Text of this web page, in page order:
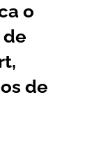
o
de